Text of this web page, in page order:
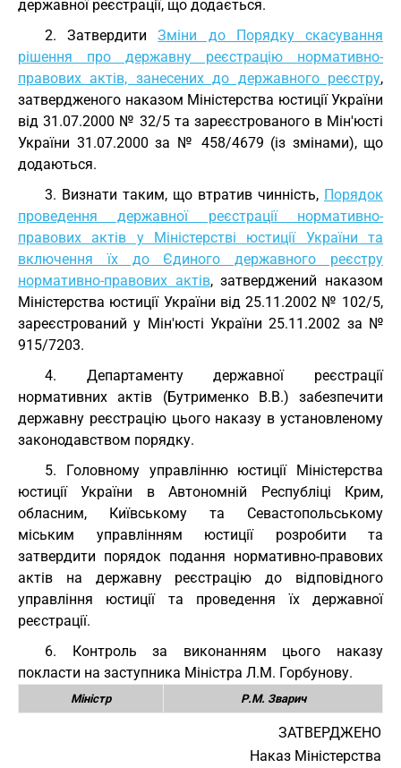
державної реєстрації, що додається.
2. ЗатвердитиЗміни до Порядку скасування
рішення про державну реєстрацію нормативно-
правових актів, занесених до державного реєстру,
затвердженого наказом Міністерства юстиції України
від 31.07.2000 № 32/5 та зареєстрованого в Мін'юсті
України 31.07.2000 за № 458/4679 (із змінами), що
додаються.
3. Визнати таким, що втратив чинність, Порядок
проведення державної реєстрації нормативно-
правових актів у Міністерстві юстиції України та
включення їх до Єдиного державного реєстру
нормативно-правових актів, затверджений наказом
Міністерства юстиції України від 25.11.2002 № 102/5,
зареєстрований у Мін'юсті України 25.11.2002 за №
915/7203.
4. Департаменту державної реєстрації
нормативних актів (Бутрименко В.В.) забезпечити
державну реєстрацію цього наказу в установленому
законодавством порядку.
5. Головному управлінню юстиції Міністерства
юстиції України в Автономній Республіці Крим,
обласним, Київському та Севастопольському
міським управлінням юстиції розробити та
затвердити порядок подання нормативно-правових
актів на державну реєстрацію до відповідного
управління юстиції та проведення їх державної
реєстрації.
6. Контроль за виконанням цього наказу
покласти на заступника Міністра Л.М. Горбунову.
Міністр Р.М. Зварич
ЗАТВЕРДЖЕНО
Наказ Міністерства